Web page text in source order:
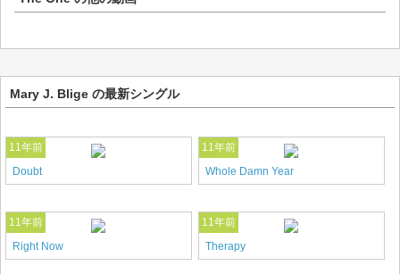
Mary J. Blige の最新シングル
11年前
Doubt
11年前
Whole Damn Year
11年前
Right Now
11年前
Therapy